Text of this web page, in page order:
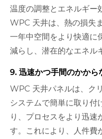
温度の調整とエネルギー
WPC 天井は、熱の損失
一年中空間をより快適に
減らし、潜在的なエネル
9. 迅速かつ手間のかから
WPC 天井パネルは、ク
システムで簡単に取り付
り、プロセスをより迅速
す。これにより、人件費